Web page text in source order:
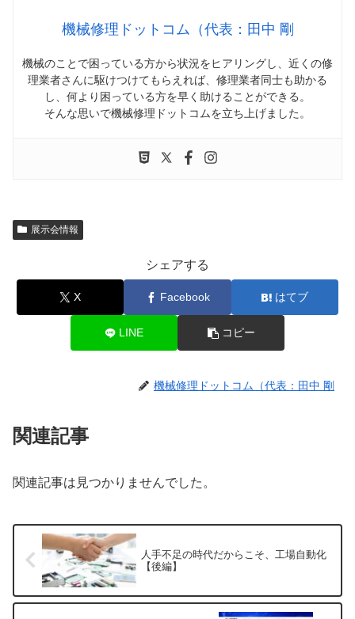
機械修理ドットコム（代表：田中 剛
機械のことで困っている方から状況をヒアリングし、近くの修
理業者さんに駆けつけてもらえれば、修理業者同士も助かる
し、何より困っている方を早く助けることができる。
そんな思いで機械修理ドットコムを立ち上げました。
展示会情報
シェアする
X Facebook はてブ
LINE コピー
機械修理ドットコム（代表：田中 剛
関連記事
関連記事は見つかりませんでした。
人手不足の時代だからこそ、工場自動化
【後編】